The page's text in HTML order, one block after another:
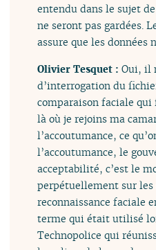
entendu dans le sujet
ne seront pas gardées.
assure que les données
Olivier Tesquet :Oui, il
d’interrogation du
comparaison faciale
là où je rejoins ma
l’accoutumance, ce
l’accoutumance, le
acceptabilité, c’est le
perpétuellement sur les
reconnaissance faciale
terme qui était utilisé
Technopolice qui